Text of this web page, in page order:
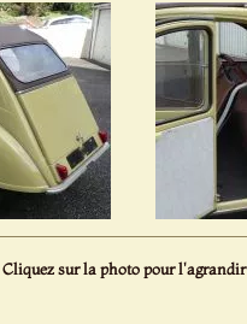
Cliquez sur la photo pour l'agrandir